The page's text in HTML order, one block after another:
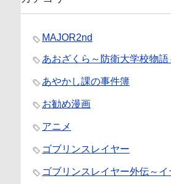
MAJOR2nd
あおざくら～防衛大学校物語
あやかし課の事件簿
お勧め漫画
アニメ
ゴブリンスレイヤー
ゴブリンスレイヤー外伝～イ